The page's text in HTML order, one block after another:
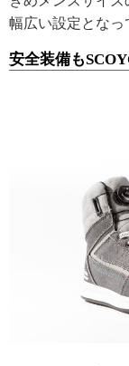
幅広い設定となっ
安全装備も